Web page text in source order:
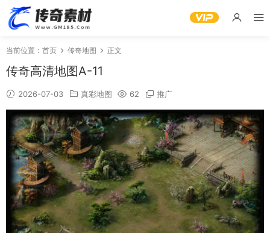
当前位置： 首页 传奇地图 正文
传奇高清地图A-11
2026-07-03 真彩地图 62 推广